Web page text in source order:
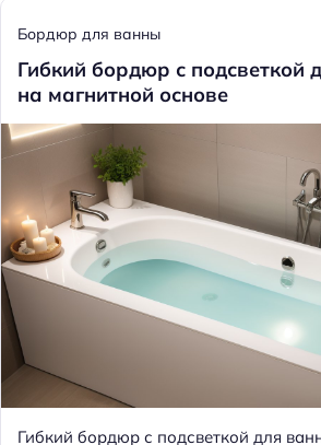
Бордюр для ванны
Гибкий бордюр с подсветкой
на магнитной основе
Гибкий бордюр с подсветкой для